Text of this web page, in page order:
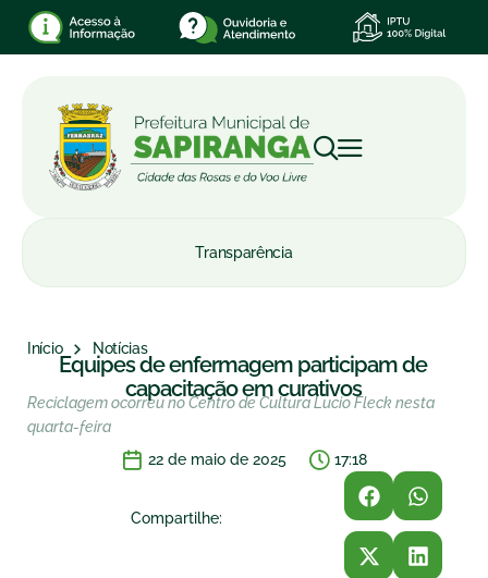
Transparência
Início Notícias
Equipes de enfermagem participam de
capacitação em curativos
Reciclagem ocorreu no Centro de Cultura Lucio Fleck nesta
quarta-feira
22 de maio de 2025
17:18
Compartilhe: